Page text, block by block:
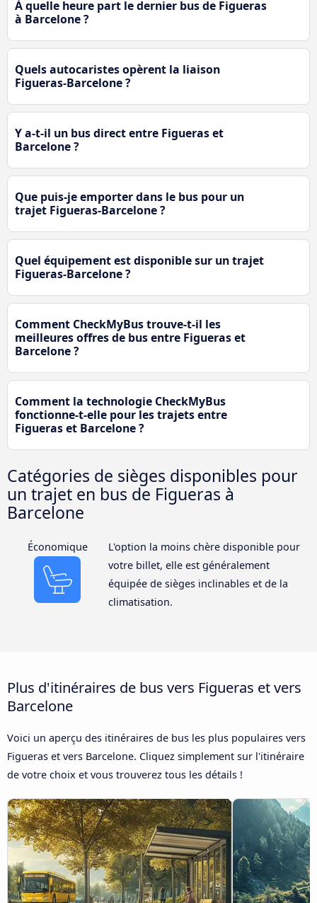
À quelle heure part le dernier bus de Figueras
à Barcelone ?
Quels autocaristes opèrent la liaison
Figueras-Barcelone ?
Y a-t-il un bus direct entre Figueras et
Barcelone ?
Que puis-je emporter dans le bus pour un
trajet Figueras-Barcelone ?
Quel équipement est disponible sur un trajet
Figueras-Barcelone ?
Comment CheckMyBus trouve-t-il les
meilleures offres de bus entre Figueras et
Barcelone ?
Comment la technologie CheckMyBus
fonctionne-t-elle pour les trajets entre
Figueras et Barcelone ?
Catégories de sièges disponibles pour
un trajet en bus de Figueras à
Barcelone
Économique
L'option la moins chère disponible pour
votre billet, elle est généralement
équipée de sièges inclinables et de la
climatisation.
Plus d'itinéraires de bus vers Figueras et vers
Barcelone
Voici un aperçu des itinéraires de bus les plus populaires vers
Figueras et vers Barcelone. Cliquez simplement sur l'itinéraire
de votre choix et vous trouverez tous les détails !